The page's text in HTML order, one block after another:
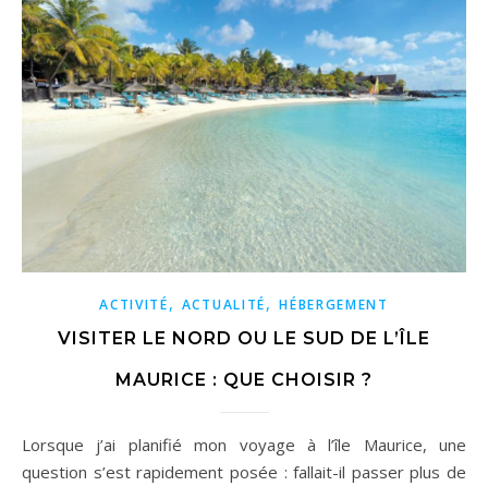
ACTIVITÉ, ACTUALITÉ,HÉBERGEMENT
VISITER LE NORD OU LE SUD DE L’ÎLE
MAURICE : QUE CHOISIR ?
Lorsque j’ai planifié mon voyage à l’île Maurice, une
question s’est rapidement posée : fallait-il passer plus de